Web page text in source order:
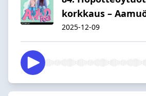
korkkaus –
2025-12-09